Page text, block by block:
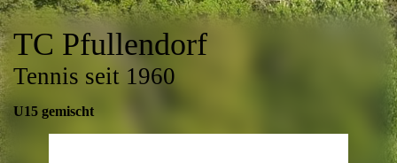
TC Pfullendorf
Tennis seit 1960
U15 gemischt